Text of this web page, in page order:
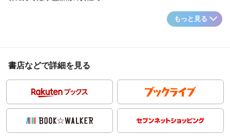
もっと見る
書店などで詳細を見る